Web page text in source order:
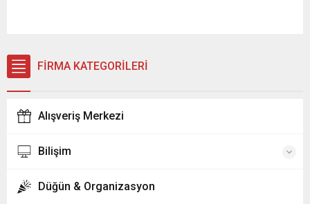
FİRMA KATEGORİLERİ
Alışveriş Merkezi
Bilişim
Düğün & Organizasyon